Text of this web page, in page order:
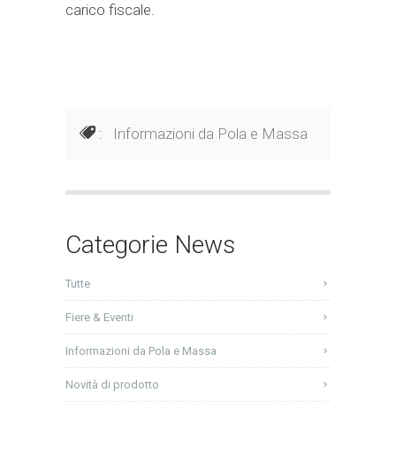
carico fiscale.
: Informazioni da Pola e Massa
Categorie News
Tutte
Fiere & Eventi
Informazioni da Pola e Massa
Novità di prodotto